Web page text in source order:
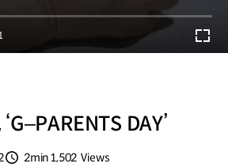
DAY’
2min1,502 Views